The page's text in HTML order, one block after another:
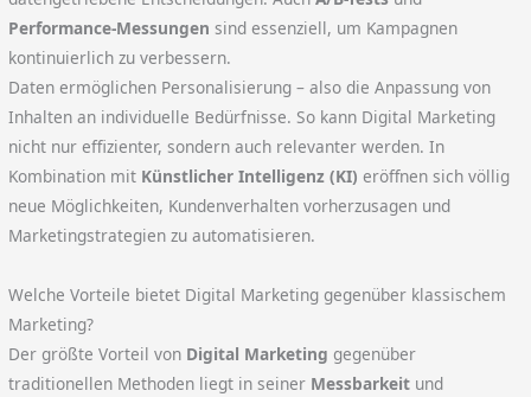
Performance-Messungen sind essenziell, um Kampagnen
kontinuierlich zu verbessern.
Daten ermöglichen Personalisierung – also die Anpassung von
Inhalten an individuelle Bedürfnisse. So kann Digital Marketing
nicht nur effizienter, sondern auch relevanter werden. In
Kombination mit Künstlicher Intelligenz (KI) eröffnen sich völlig
neue Möglichkeiten, Kundenverhalten vorherzusagen und
Marketingstrategien zu automatisieren.
Welche Vorteile bietet Digital Marketing gegenüber klassischem
Marketing?
Der größte Vorteil von Digital Marketing gegenüber
traditionellen Methoden liegt in seiner Messbarkeit und